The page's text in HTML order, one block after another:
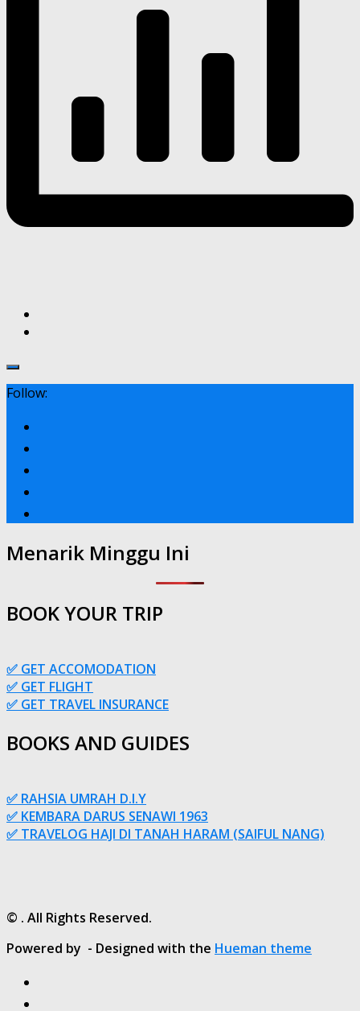
Follow:
Menarik Minggu Ini
BOOK YOUR TRIP
✅ GET ACCOMODATION
✅ GET FLIGHT
✅ GET TRAVEL INSURANCE
BOOKS AND GUIDES
✅ RAHSIA UMRAH D.I.Y
✅ KEMBARA DARUS SENAWI 1963
✅ TRAVELOG HAJI DI TANAH HARAM (SAIFUL NANG)
© . All Rights Reserved.
Powered by - Designed with the Hueman theme